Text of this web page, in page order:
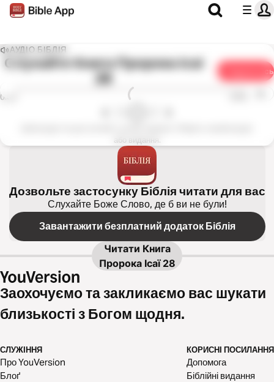
АУДІО БІБЛІЯ
СлухайтеКнига Пророка Ісаї
28
Поділитись
0:00
або видання.
Дозвольте застосунку Біблія читати для вас
Слухайте Боже Слово, де б ви не були!
Завантажити безплатний додаток Біблія
Читати Книга
Пророка Ісаї 28
Заохочуємо та закликаємо вас шукати
близькості з Богом щодня.
СЛУЖІННЯ
Про YouVersion
Блоґ
КОРИСНІ ПОСИЛАННЯ
Допомога
Біблійні видання